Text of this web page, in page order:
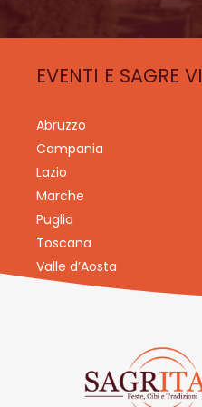
EVENTI E SAGRE
Abruzzo
Campania
Lazio
Marche
Puglia
Toscana
Valle d’Aosta